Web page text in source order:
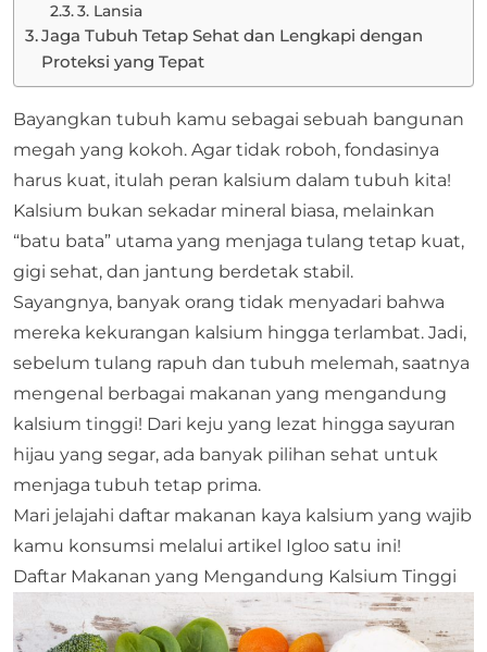
3. Lansia
Jaga Tubuh Tetap Sehat dan Lengkapi dengan
Proteksi yang Tepat
Bayangkan tubuh kamu sebagai sebuah bangunan
megah yang kokoh. Agar tidak roboh, fondasinya
harus kuat, itulah peran kalsium dalam tubuh kita!
Kalsium bukan sekadar mineral biasa, melainkan
“batu bata” utama yang menjaga tulang tetap kuat,
gigi sehat, dan jantung berdetak stabil.
Sayangnya, banyak orang tidak menyadari bahwa
mereka kekurangan kalsium hingga terlambat. Jadi,
sebelum tulang rapuh dan tubuh melemah, saatnya
mengenal berbagai makanan yang mengandung
kalsium tinggi! Dari keju yang lezat hingga sayuran
hijau yang segar, ada banyak pilihan sehat untuk
menjaga tubuh tetap prima.
Mari jelajahi daftar makanan kaya kalsium yang wajib
kamu konsumsi melalui artikel Igloo satu ini!
Daftar Makanan yang Mengandung Kalsium Tinggi